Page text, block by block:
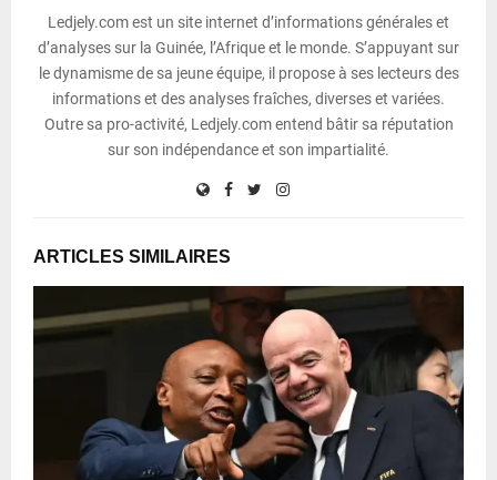
Ledjely.com est un site internet d’informations générales et
d’analyses sur la Guinée, l’Afrique et le monde. S’appuyant sur
le dynamisme de sa jeune équipe, il propose à ses lecteurs des
informations et des analyses fraîches, diverses et variées.
Outre sa pro-activité, Ledjely.com entend bâtir sa réputation
sur son indépendance et son impartialité.
ARTICLES SIMILAIRES